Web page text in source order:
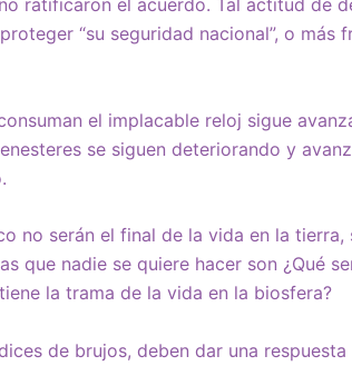
“su seguridad nacional”, o más
el implacable reloj sigue
se siguen deteriorando y
no serán el final de la vida en la
que nadie se quiere hacer son ¿Qué
la trama de la vida en la biosfera?
de brujos, deben dar una